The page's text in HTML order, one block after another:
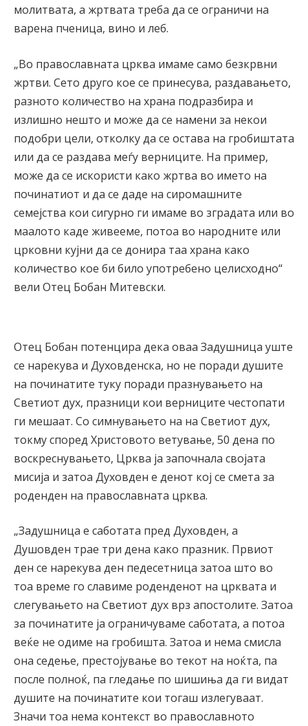
молитвата, а жртвата треба да се ограничи на
варена пченица, вино и леб.
„Во православната црква имаме само безкрвни
жртви. Сето друго кое се принесува, раздавањето,
разното количество на храна подразбира и
излишно нешто и може да се намени за некои
подобри цели, отколку да се остава на гробиштата
или да се раздава меѓу верниците. На пример,
може да се искористи како жртва во името на
починатиот и да се даде на сиромашните
семејства кои сигурно ги имаме во зградата или во
маалото каде живееме, потоа во народните или
црковни кујни да се донира таа храна како
количество кое би било употребено целисходно“
вели Отец Бобан Митевски.
Отец Бобан потенцира дека оваа Задушница уште
се нарекува и Духовденска, но не поради душите
на починатите туку поради празнувањето на
Светиот дух, празници кои верниците честопати
ги мешаат. Со симнувањето на на Светиот дух,
токму според Христовото ветување, 50 дена по
воскреснувањето, Црква ја започнала својата
мисија и затоа Духовден е денот кој се смета за
роденден на православната црква.
„Задушница е саботата пред Духовден, а
Душовден трае три дена како празник. Првиот
ден се нарекува ден педесетница затоа што во
тоа време го славиме роденденот на црквата и
слегувањето на Светиот дух врз апостолите. Затоа
за починатите ја ограничуваме саботата, а потоа
веќе не одиме на гробишта. Затоа и нема смисла
она седење, престојување во текот на ноќта, па
после полноќ, па гледање по шишиња да ги видат
душите на починатите кои тогаш излегуваат.
Значи тоа нема контекст во православното